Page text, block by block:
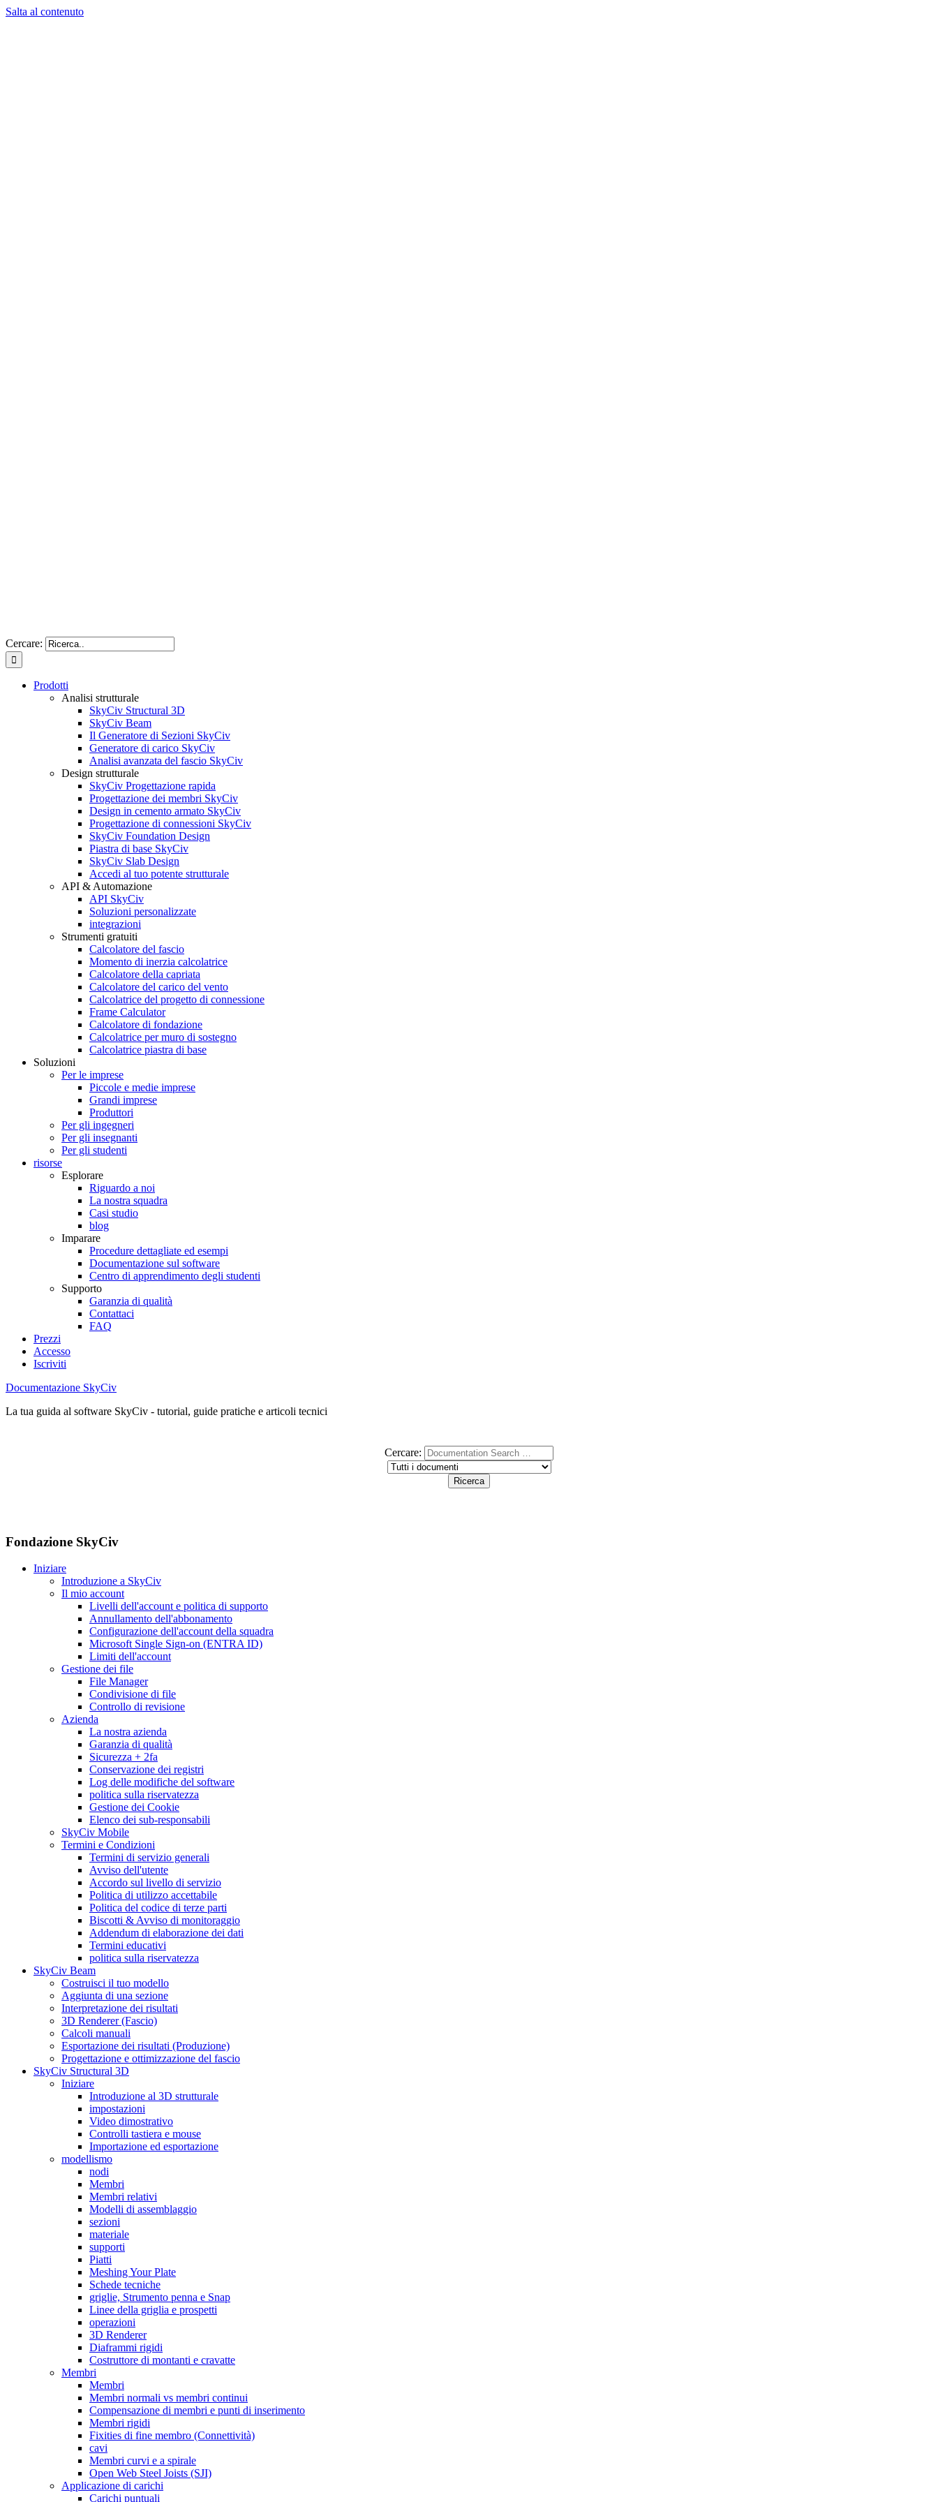
Salta al contenuto
Cercare:
Prodotti
Analisi strutturale
SkyCiv Structural 3D
SkyCiv Beam
Il Generatore di Sezioni SkyCiv
Generatore di carico SkyCiv
Analisi avanzata del fascio SkyCiv
Design strutturale
SkyCiv Progettazione rapida
Progettazione dei membri SkyCiv
Design in cemento armato SkyCiv
Progettazione di connessioni SkyCiv
SkyCiv Foundation Design
Piastra di base SkyCiv
SkyCiv Slab Design
Accedi al tuo potente strutturale
API & Automazione
API SkyCiv
Soluzioni personalizzate
integrazioni
Strumenti gratuiti
Calcolatore del fascio
Momento di inerzia calcolatrice
Calcolatore della capriata
Calcolatore del carico del vento
Calcolatrice del progetto di connessione
Frame Calculator
Calcolatore di fondazione
Calcolatrice per muro di sostegno
Calcolatrice piastra di base
Soluzioni
Per le imprese
Piccole e medie imprese
Grandi imprese
Produttori
Per gli ingegneri
Per gli insegnanti
Per gli studenti
risorse
Esplorare
Riguardo a noi
La nostra squadra
Casi studio
blog
Imparare
Procedure dettagliate ed esempi
Documentazione sul software
Centro di apprendimento degli studenti
Supporto
Garanzia di qualità
Contattaci
FAQ
Prezzi
Accesso
Iscriviti
Documentazione SkyCiv
La tua guida al software SkyCiv - tutorial, guide pratiche e articoli tecnici
Cercare:
Fondazione SkyCiv
Iniziare
Introduzione a SkyCiv
Il mio account
Livelli dell'account e politica di supporto
Annullamento dell'abbonamento
Configurazione dell'account della squadra
Microsoft Single Sign-on (ENTRA ID)
Limiti dell'account
Gestione dei file
File Manager
Condivisione di file
Controllo di revisione
Azienda
La nostra azienda
Garanzia di qualità
Sicurezza + 2fa
Conservazione dei registri
Log delle modifiche del software
politica sulla riservatezza
Gestione dei Cookie
Elenco dei sub-responsabili
SkyCiv Mobile
Termini e Condizioni
Termini di servizio generali
Avviso dell'utente
Accordo sul livello di servizio
Politica di utilizzo accettabile
Politica del codice di terze parti
Biscotti & Avviso di monitoraggio
Addendum di elaborazione dei dati
Termini educativi
politica sulla riservatezza
SkyCiv Beam
Costruisci il tuo modello
Aggiunta di una sezione
Interpretazione dei risultati
3D Renderer (Fascio)
Calcoli manuali
Esportazione dei risultati (Produzione)
Progettazione e ottimizzazione del fascio
SkyCiv Structural 3D
Iniziare
Introduzione al 3D strutturale
impostazioni
Video dimostrativo
Controlli tastiera e mouse
Importazione ed esportazione
modellismo
nodi
Membri
Membri relativi
Modelli di assemblaggio
sezioni
materiale
supporti
Piatti
Meshing Your Plate
Schede tecniche
griglie, Strumento penna e Snap
Linee della griglia e prospetti
operazioni
3D Renderer
Diaframmi rigidi
Costruttore di montanti e cravatte
Membri
Membri
Membri normali vs membri continui
Compensazione di membri e punti di inserimento
Membri rigidi
Fixities di fine membro (Connettività)
cavi
Membri curvi e a spirale
Open Web Steel Joists (SJI)
Applicazione di carichi
Carichi puntuali